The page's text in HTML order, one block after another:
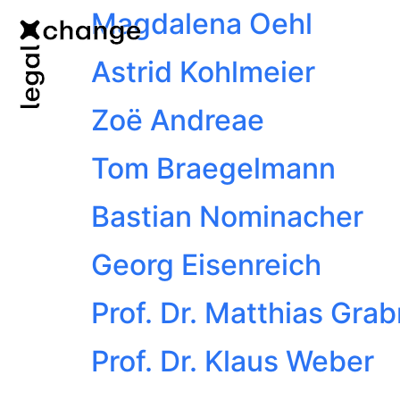
Magdalena Oehl
Astrid Kohlmeier
Zoë Andreae
Tom Braegelmann
Bastian Nominacher
Georg Eisenreich
Prof. Dr. Matthias
Prof. Dr. Klaus Weber